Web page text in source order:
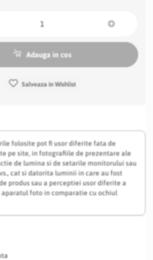
folosite pot fi usor diferite fata de
pe site, in fotografiile de prezentare ale
de lumina si de setarile monitorului sau
cat si datorita luminii in care au fost
produs sau a perceptiei usor diferite a
foto in comparatie cu ochiul
Adauga in cos
Salveaza in Wishlist